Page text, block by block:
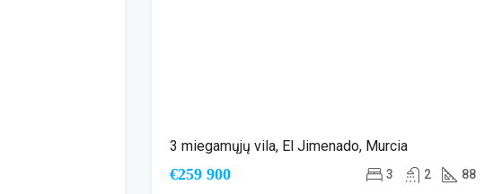
3 miegamųjų vila, El Jimenado, Murcia
€259 900 3 2 88